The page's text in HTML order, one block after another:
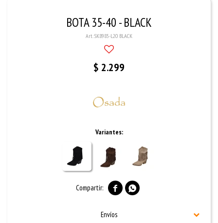
BOTA 35-40 - BLACK
SK8985-L20 BLACK
$ 2.299
Variantes:
 
Envíos